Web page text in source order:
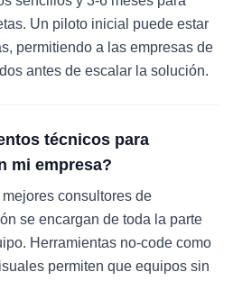
Un piloto inicial puede estar
permitiendo a las empresas de
antes de escalar la solución.
técnicos para
mi empresa?
consultores de
se encargan de toda la parte
Herramientas no-code como
permiten que equipos sin